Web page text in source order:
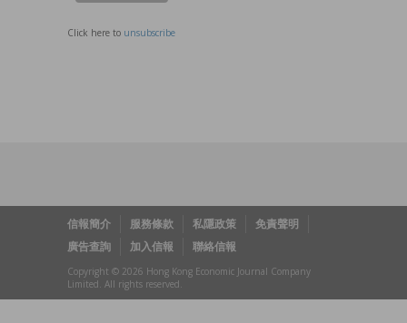
Click here to unsubscribe
信報簡介 服務條款 私隱政策
免責聲明
廣告查詢
加入信報 聯絡信報
Copyright © 2026 Hong Kong Economic Journal Company
Limited. All rights reserved.